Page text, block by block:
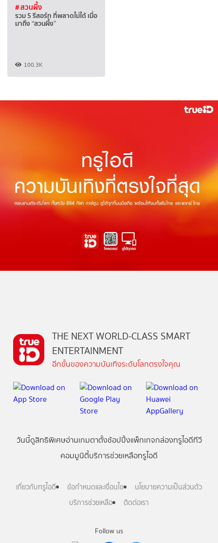
# สวนผึ้ง
รวม 5 รีสอร์ท ที่พลาดไม่ได้ เมื่อ
มาถึง “สวนผึ้ง”
100.3K
Follow us
THE NEXT WORLD-CLASS SMART
ENTERTAINMENT
อีกขั้นของความบันเทิงระดับโลกตรงใจคุณ
วันนี้ดูสิทธิพิเศษอ่านเกมตาตั้งช้อปปิ้งแพ็กเกจกล่องทรูไอดีทีวี
คอมมูนิตี้บริการช่วยเหลือทรูไอดี
เกี่ยวกับทรูไอดี ข้อกำหนดและเงื่อนไข
นโยบายความเป็นส่วนตัว
บริการช่วยเหลือ
ติดต่อเรา